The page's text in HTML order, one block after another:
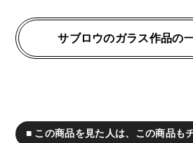
サブロウのガラス作品の
■ この商品を見た人は、この商品も